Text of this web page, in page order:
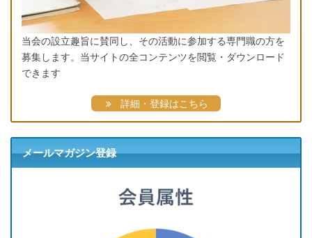
当会の設立趣旨に賛同し、その活動に参加する専門職の方を
募集します。当サイトの全コンテンツを閲覧・ダウンロード
できます
詳細・登録はこちら
メールマガジン登録